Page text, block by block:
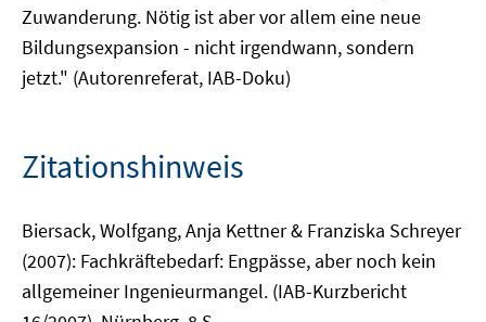
Zuwanderung. Nötig ist aber vor allem eine neue
Bildungsexpansion - nicht irgendwann, sondern
jetzt." (Autorenreferat, IAB-Doku)
Zitationshinweis
Biersack, Wolfgang, Anja Kettner & Franziska Schreyer
(2007): Fachkräftebedarf: Engpässe, aber noch kein
allgemeiner Ingenieurmangel. (IAB-Kurzbericht